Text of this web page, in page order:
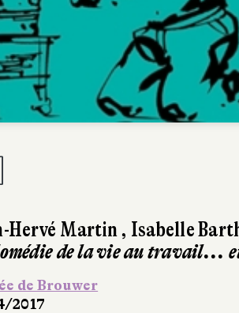
Martin,Isabelle Barth
de la vie au travail... et